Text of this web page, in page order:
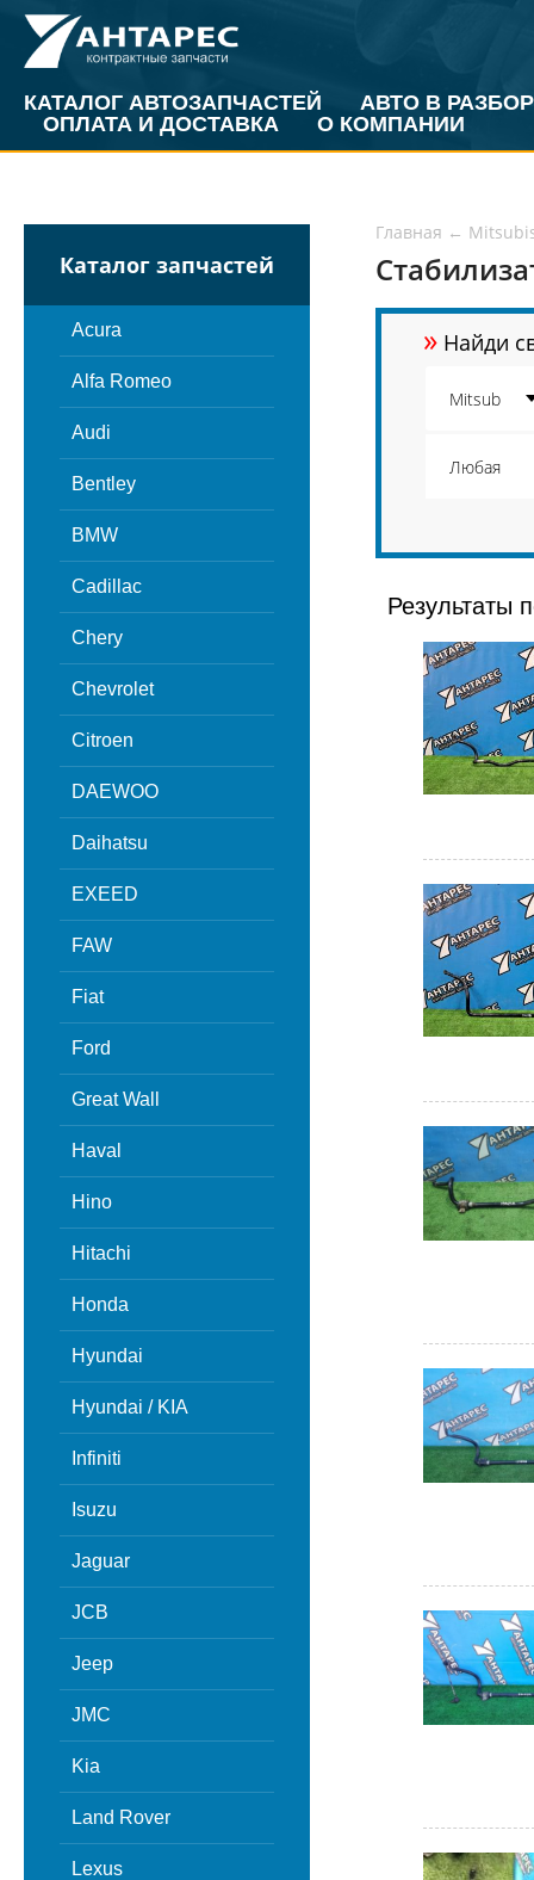
КАТАЛОГ АВТОЗАПЧАСТЕЙ
АВТО В РАЗБОР
ОПЛАТА И ДОСТАВКА
О КОМПАНИИ
Каталог запчастей
Acura
Alfa Romeo
Audi
Bentley
BMW
Cadillac
Chery
Chevrolet
Citroen
DAEWOO
Daihatsu
EXEED
FAW
Fiat
Ford
Great Wall
Haval
Hino
Hitachi
Honda
Hyundai
Hyundai / KIA
Infiniti
Isuzu
Jaguar
JCB
Jeep
JMC
Kia
Land Rover
Lexus
Главная ←
» Найди
Результаты